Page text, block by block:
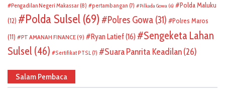
Pengadilan Negeri Makassar (8) pertambangan (7) Pilkada Gowa (6)
Polda Maluku
(12)
Polda Sulsel (69) Polres Gowa (31)
Polres Maros
(11)
PT AMANAH FINANCE(9) Ryan Latief(16)
Sengeketa Lahan
Sulsel (46) Sertifikat PTSL (7) Suara Panrita Keadilan(26)
Salam Pembaca